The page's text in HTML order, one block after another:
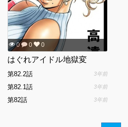
0 0 0
はぐれアイドル地獄変
第82.2話 3年前
第82.1話 3年前
第82話 3年前